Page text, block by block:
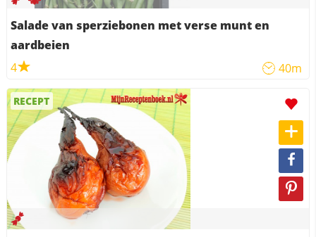
Salade van sperziebonen met verse munt en
aardbeien
4
40m
RECEPT